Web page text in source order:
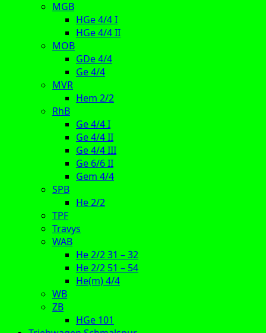
MGB
HGe 4/4 I
HGe 4/4 II
MOB
GDe 4/4
Ge 4/4
MVR
Hem 2/2
RhB
Ge 4/4 I
Ge 4/4 II
Ge 4/4 III
Ge 6/6 II
Gem 4/4
SPB
He 2/2
TPF
Travys
WAB
He 2/2 31 – 32
He 2/2 51 – 54
He(m) 4/4
WB
ZB
HGe 101